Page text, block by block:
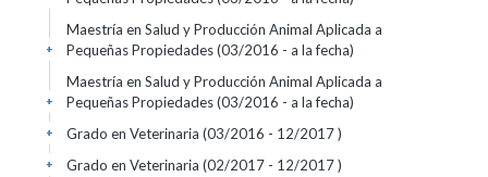
Maestría en Salud y Producción Animal Aplicada a
Pequeñas Propiedades (03/2016 - a la fecha)
+
Maestría en Salud y Producción Animal Aplicada a
Pequeñas Propiedades (03/2016 - a la fecha)
+
Grado en Veterinaria (03/2016 - 12/2017 )
+
Grado en Veterinaria (02/2017 - 12/2017 )
+